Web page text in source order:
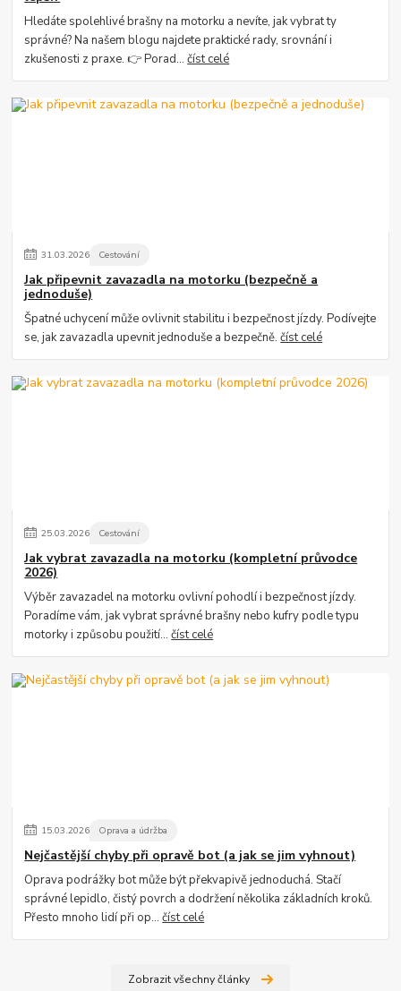
Hledáte spolehlivé brašny na motorku a nevíte, jak vybrat ty
správné? Na našem blogu najdete praktické rady, srovnání i
zkušenosti z praxe. 👉 Porad...číst celé
31.03.2026 Cestování
Jak připevnit zavazadla na motorku (bezpečně a
jednoduše)
Špatné uchycení může ovlivnit stabilitu i bezpečnost jízdy. Podívejte
se, jak zavazadla upevnit jednoduše a bezpečně.číst celé
25.03.2026 Cestování
Jak vybrat zavazadla na motorku (kompletní průvodce
2026)
Výběr zavazadel na motorku ovlivní pohodlí i bezpečnost jízdy.
Poradíme vám, jak vybrat správné brašny nebo kufry podle typu
motorky i způsobu použití...číst celé
15.03.2026 Oprava a údržba
Nejčastější chyby při opravě bot (a jak se jim vyhnout)
Oprava podrážky bot může být překvapivě jednoduchá. Stačí
správné lepidlo, čistý povrch a dodržení několika základních kroků.
Přesto mnoho lidí při op...číst celé
Zobrazit všechny články